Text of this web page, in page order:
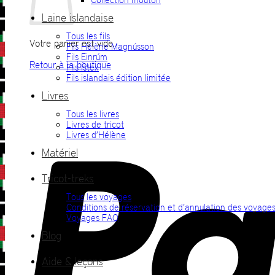
Votre panier est vide.
Retour à la boutique
Laine islandaise
Tous les fils
Fils Hélène Magnússon
Fils Einrúm
Fils Ístex
Fils islandais édition limitée
Livres
Tous les livres
Livres de tricot
Livres d’Hélène
Matériel
Tricot-treks
Tous les voyages
Conditions de réservation et d’annulation des voyages
Voyages FAQ
Blog
Aide & leçons